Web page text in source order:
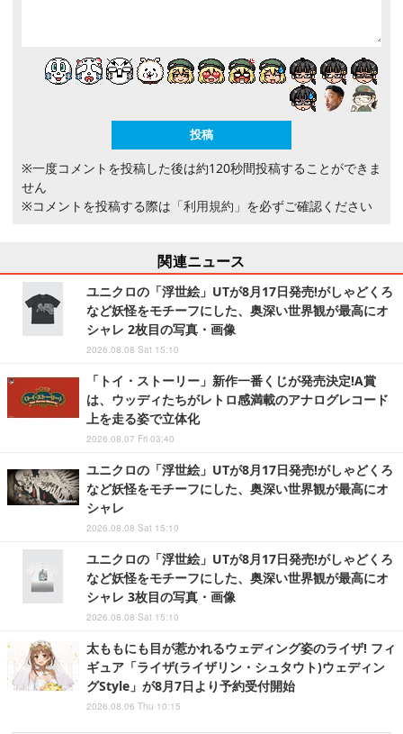
※一度コメントを投稿した後は約120秒間投稿することができま
せん
※コメントを投稿する際は 「利用規約」 を必ずご確認ください
関連ニュース
ユニクロの「浮世絵」UTが8月17日発売!がしゃどくろ
など妖怪をモチーフにした、奥深い世界観が最高にオ
シャレ 2枚目の写真・画像
2026.08.08 Sat 15:10
「トイ・ストーリー」新作一番くじが発売決定!A賞
は、ウッディたちがレトロ感満載のアナログレコード
上を走る姿で立体化
2026.08.07 Fri 03:40
ユニクロの「浮世絵」UTが8月17日発売!がしゃどくろ
など妖怪をモチーフにした、奥深い世界観が最高にオ
シャレ
2026.08.08 Sat 15:10
ユニクロの「浮世絵」UTが8月17日発売!がしゃどくろ
など妖怪をモチーフにした、奥深い世界観が最高にオ
シャレ 3枚目の写真・画像
2026.08.08 Sat 15:10
太ももにも目が惹かれるウェディング姿のライザ! フィ
ギュア「ライザ(ライザリン・シュタウト)ウェディン
グStyle」が8月7日より予約受付開始
2026.08.06 Thu 10:15